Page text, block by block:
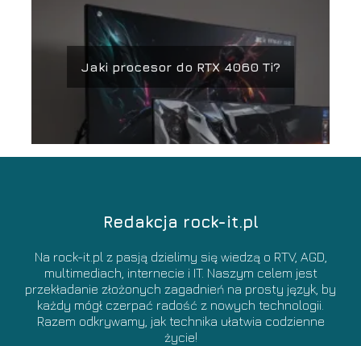
Jaki procesor do RTX 4060 Ti?
Redakcja rock-it.pl
Na rock-it.pl z pasją dzielimy się wiedzą o RTV, AGD,
multimediach, internecie i IT. Naszym celem jest
przekładanie złożonych zagadnień na prosty język, by
każdy mógł czerpać radość z nowych technologii.
Razem odkrywamy, jak technika ułatwia codzienne
życie!